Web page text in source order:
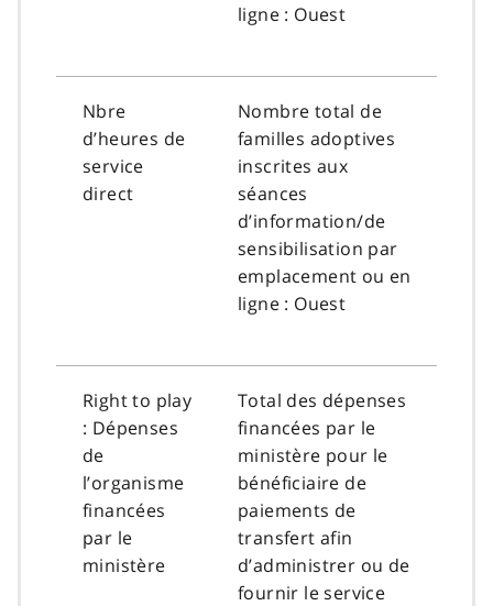
ligne : Ouest
Nbre
d’heures de
service
direct
Nombre total de
familles adoptives
inscrites aux
séances
d’information/de
sensibilisation par
emplacement ou en
ligne : Ouest
Right to play
: Dépenses
de
l’organisme
financées
par le
ministère
Total des dépenses
financées par le
ministère pour le
bénéficiaire de
paiements de
transfert afin
d’administrer ou de
fournir le service